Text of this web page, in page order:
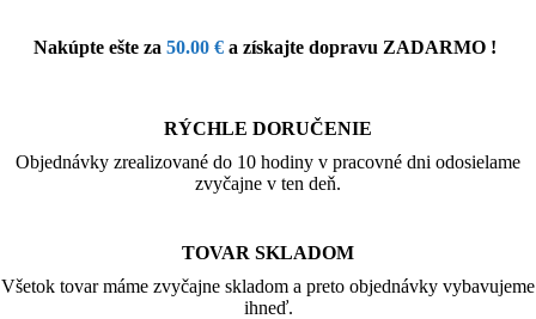
Nakúpte ešte za 50.00 € a získajte dopravu ZADARMO !
RÝCHLE DORUČENIE
Objednávky zrealizované do 10 hodiny v pracovné dni odosielame
zvyčajne v ten deň.
TOVAR SKLADOM
Všetok tovar máme zvyčajne skladom a preto objednávky vybavujeme
ihneď.